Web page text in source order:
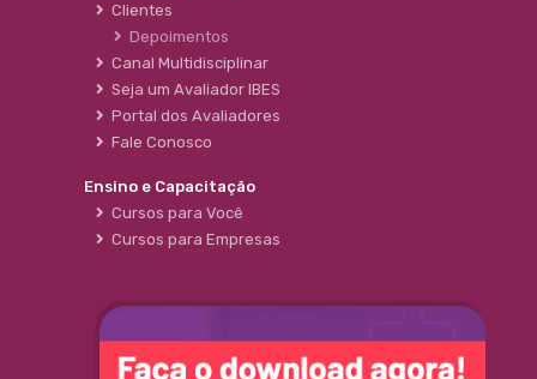
Clientes
Depoimentos
Canal Multidisciplinar
Seja um Avaliador IBES
Portal dos Avaliadores
Fale Conosco
Ensino e Capacitação
Cursos para Você
Cursos para Empresas